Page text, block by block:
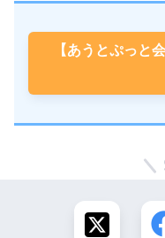
【あうとぷっと